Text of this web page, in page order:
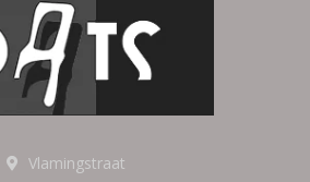
Vlamingstraat